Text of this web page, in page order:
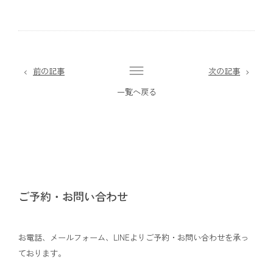
前の記事
一覧へ戻る
次の記事
ご予約・お問い合わせ
お電話、メールフォーム、LINEよりご予約・お問い合わせを承っ
ております。